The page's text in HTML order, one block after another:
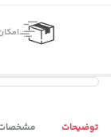
توضیحات